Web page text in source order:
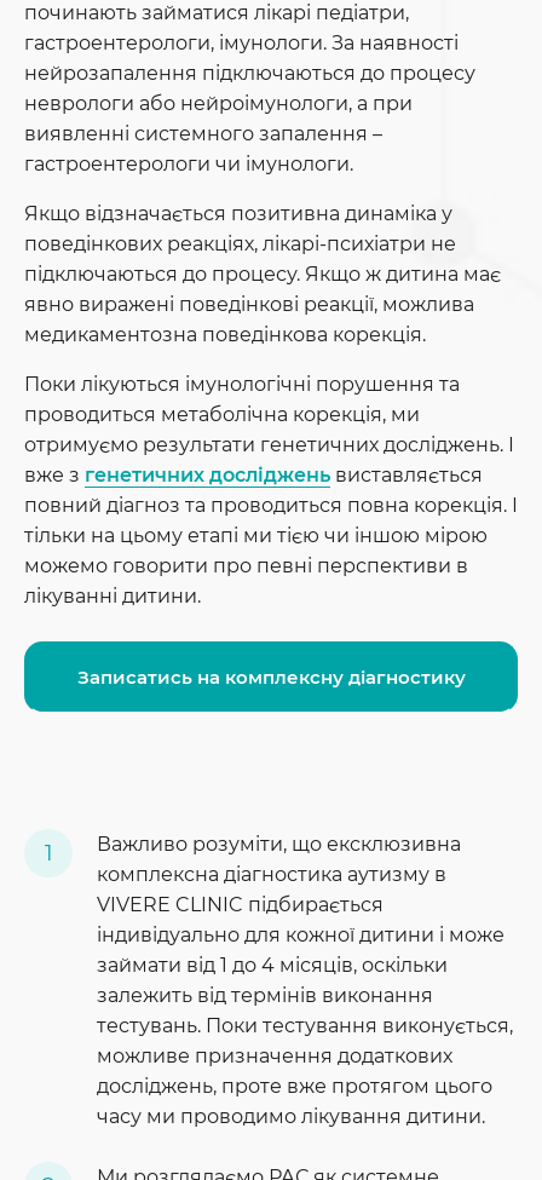
починають займатися лікарі педіатри,
гастроентерологи, імунологи. За наявності
нейрозапалення підключаються до процесу
неврологи або нейроімунологи, а при
виявленні системного запалення –
гастроентерологи чи імунологи.
Якщо відзначається позитивна динаміка у
поведінкових реакціях, лікарі-психіатри не
підключаються до процесу. Якщо ж дитина має
явно виражені поведінкові реакції, можлива
медикаментозна поведінкова корекція.
Поки лікуються імунологічні порушення та
проводиться метаболічна корекція, ми
отримуємо результати генетичних досліджень. І
вже з генетичних досліджень виставляється
повний діагноз та проводиться повна корекція. І
тільки на цьому етапі ми тією чи іншою мірою
можемо говорити про певні перспективи в
лікуванні дитини.
Записатись на комплексну діагностику
Важливо розуміти, що ексклюзивна
комплексна діагностика аутизму в
VIVERE CLINIC підбирається
індивідуально для кожної дитини і може
займати від 1 до 4 місяців, оскільки
залежить від термінів виконання
тестувань. Поки тестування виконується,
можливе призначення додаткових
досліджень, проте вже протягом цього
часу ми проводимо лікування дитини.